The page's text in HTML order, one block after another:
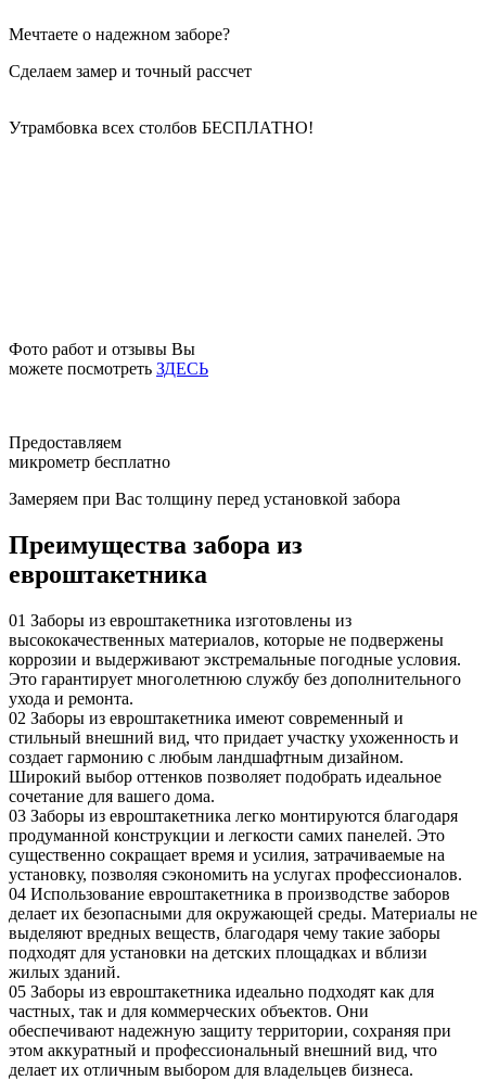
Мечтаете о надежном заборе?
Сделаем замер и точный рассчет
Утрамбовка всех столбов БЕСПЛАТНО!
Фото работ и отзывы Вы
можете посмотреть ЗДЕСЬ
Предоставляем
микрометр бесплатно
Замеряем при Вас толщину перед установкой забора
Преимущества забора из
евроштакетника
01 Заборы из евроштакетника изготовлены из
высококачественных материалов, которые не подвержены
коррозии и выдерживают экстремальные погодные условия.
Это гарантирует многолетнюю службу без дополнительного
ухода и ремонта.
02 Заборы из евроштакетника имеют современный и
стильный внешний вид, что придает участку ухоженность и
создает гармонию с любым ландшафтным дизайном.
Широкий выбор оттенков позволяет подобрать идеальное
сочетание для вашего дома.
03 Заборы из евроштакетника легко монтируются благодаря
продуманной конструкции и легкости самих панелей. Это
существенно сокращает время и усилия, затрачиваемые на
установку, позволяя сэкономить на услугах профессионалов.
04 Использование евроштакетника в производстве заборов
делает их безопасными для окружающей среды. Материалы не
выделяют вредных веществ, благодаря чему такие заборы
подходят для установки на детских площадках и вблизи
жилых зданий.
05 Заборы из евроштакетника идеально подходят как для
частных, так и для коммерческих объектов. Они
обеспечивают надежную защиту территории, сохраняя при
этом аккуратный и профессиональный внешний вид, что
делает их отличным выбором для владельцев бизнеса.